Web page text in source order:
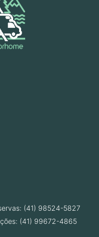
(41) 98524-5827
(41) 99672-4865